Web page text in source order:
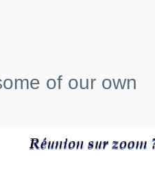
of our own